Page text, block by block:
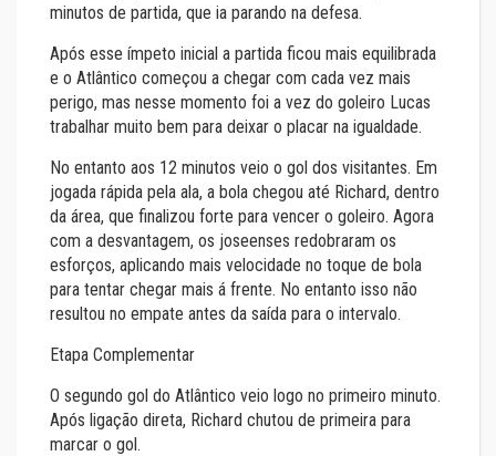
minutos de partida, que ia parando na defesa.
Após esse ímpeto inicial a partida ficou mais equilibrada
e o Atlântico começou a chegar com cada vez mais
perigo, mas nesse momento foi a vez do goleiro Lucas
trabalhar muito bem para deixar o placar na igualdade.
No entanto aos 12 minutos veio o gol dos visitantes. Em
jogada rápida pela ala, a bola chegou até Richard, dentro
da área, que finalizou forte para vencer o goleiro. Agora
com a desvantagem, os joseenses redobraram os
esforços, aplicando mais velocidade no toque de bola
para tentar chegar mais á frente. No entanto isso não
resultou no empate antes da saída para o intervalo.
Etapa Complementar
O segundo gol do Atlântico veio logo no primeiro minuto.
Após ligação direta, Richard chutou de primeira para
marcar o gol.